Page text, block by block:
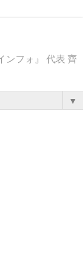
ンフォ』 代表 齊
▼